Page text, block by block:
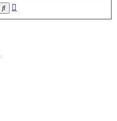
Поиск